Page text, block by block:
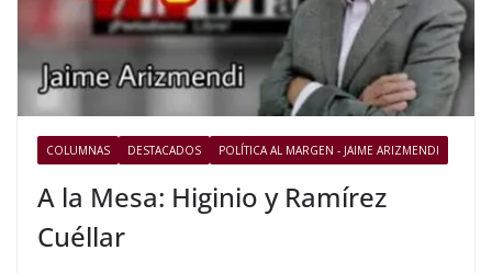
COLUMNAS DESTACADOS POLÍTICA AL MARGEN - JAIME ARIZMENDI
A la Mesa: Higinio y Ramírez
Cuéllar